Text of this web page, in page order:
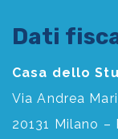
Dati
Casa dello
Via Andrea
20131 Milano –